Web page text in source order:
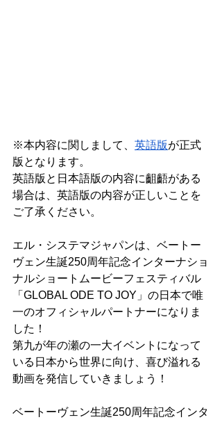
※本内容に関しまして、 英語版が正式
版となります。
英語版と日本語版の内容に齟齬がある
場合は、英語版の内容が正しいことを
ご了承ください。
エル・システマジャパンは、ベートー
ヴェン生誕250周年記念インターナショ
ナルショートムービーフェスティバル
「GLOBAL ODE TO JOY」の日本で唯
一のオフィシャルパートナーになりま
した！
第九が年の瀬の一大イベントになって
いる日本から世界に向け、喜び溢れる
動画を発信していきましょう！
ベートーヴェン生誕250周年記念インタ